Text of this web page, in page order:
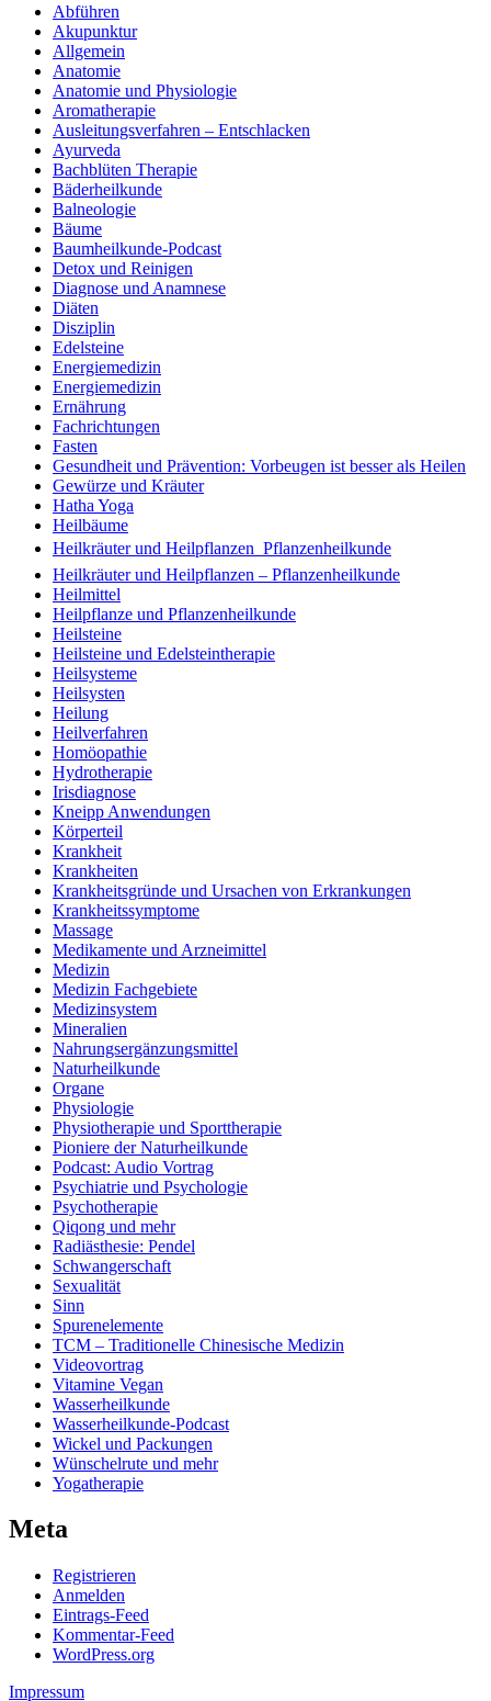
Abführen
Akupunktur
Allgemein
Anatomie
Anatomie und Physiologie
Aromatherapie
Ausleitungsverfahren – Entschlacken
Ayurveda
Bachblüten Therapie
Bäderheilkunde
Balneologie
Bäume
Baumheilkunde-Podcast
Detox und Reinigen
Diagnose und Anamnese
Diäten
Disziplin
Edelsteine
Energiemedizin
Energiemedizin
Ernährung
Fachrichtungen
Fasten
Gesundheit und Prävention: Vorbeugen ist besser als Heilen
Gewürze und Kräuter
Hatha Yoga
Heilbäume
Heilkräuter und Heilpflanzen  Pflanzenheilkunde
Heilkräuter und Heilpflanzen – Pflanzenheilkunde
Heilmittel
Heilpflanze und Pflanzenheilkunde
Heilsteine
Heilsteine und Edelsteintherapie
Heilsysteme
Heilsysten
Heilung
Heilverfahren
Homöopathie
Hydrotherapie
Irisdiagnose
Kneipp Anwendungen
Körperteil
Krankheit
Krankheiten
Krankheitsgründe und Ursachen von Erkrankungen
Krankheitssymptome
Massage
Medikamente und Arzneimittel
Medizin
Medizin Fachgebiete
Medizinsystem
Mineralien
Nahrungsergänzungsmittel
Naturheilkunde
Organe
Physiologie
Physiotherapie und Sporttherapie
Pioniere der Naturheilkunde
Podcast: Audio Vortrag
Psychiatrie und Psychologie
Psychotherapie
Qiqong und mehr
Radiästhesie: Pendel
Schwangerschaft
Sexualität
Sinn
Spurenelemente
TCM – Traditionelle Chinesische Medizin
Videovortrag
Vitamine Vegan
Wasserheilkunde
Wasserheilkunde-Podcast
Wickel und Packungen
Wünschelrute und mehr
Yogatherapie
Meta
Registrieren
Anmelden
Eintrags-Feed
Kommentar-Feed
WordPress.org
Impressum